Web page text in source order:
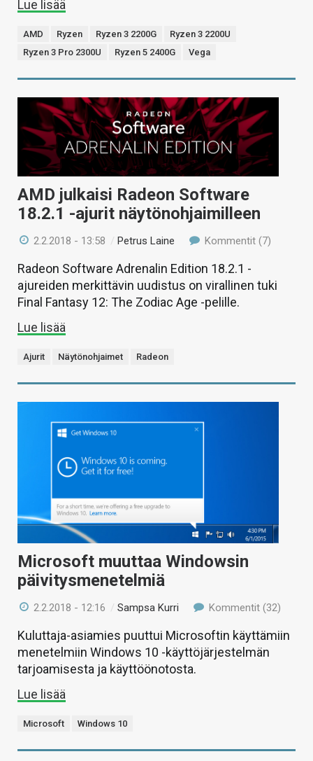
Lue lisää
AMD Ryzen Ryzen 3 2200G
Ryzen 3 2200U
Ryzen 3 Pro 2300U
Ryzen 5 2400G Vega
AMD julkaisi Radeon Software
18.2.1 -ajurit näytönohjaimilleen
2.2.2018 - 13:58 /Petrus Laine Kommentit (7)
Radeon Software Adrenalin Edition 18.2.1 -
ajureiden merkittävin uudistus on virallinen tuki
Final Fantasy 12: The Zodiac Age -pelille.
Lue lisää
Ajurit Näytönohjaimet Radeon
Microsoft muuttaa Windowsin
päivitysmenetelmiä
2.2.2018 - 12:16 /Sampsa Kurri Kommentit (32)
Kuluttaja-asiamies puuttui Microsoftin käyttämiin
menetelmiin Windows 10 -käyttöjärjestelmän
tarjoamisesta ja käyttöönotosta.
Lue lisää
Microsoft Windows 10